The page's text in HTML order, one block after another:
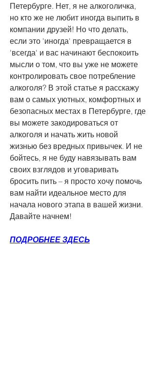
Петербурге. Нет, я не алкоголичка,
но кто же не любит иногда выпить в
компании друзей! Но что делать,
если это 'иногда' превращается в
'всегда' и вас начинают беспокоить
мысли о том, что вы уже не можете
контролировать свое потребление
алкоголя? В этой статье я расскажу
вам о самых уютных, комфортных и
безопасных местах в Петербурге, где
вы можете закодироваться от
алкоголя и начать жить новой
жизнью без вредных привычек. И не
бойтесь, я не буду навязывать вам
своих взглядов и уговаривать
бросить пить – я просто хочу помочь
вам найти идеальное место для
начала нового этапа в вашей жизни.
Давайте начнем!
ПОДРОБНЕЕ ЗДЕСЬ